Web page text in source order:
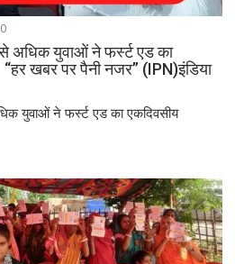
0
अधिक युवाओं ने फर्स्ट एड का
“हर खबर पर पैनी नजर” (IPN)इंडिया
युवाओं ने फर्स्ट एड का एकदिवसीय